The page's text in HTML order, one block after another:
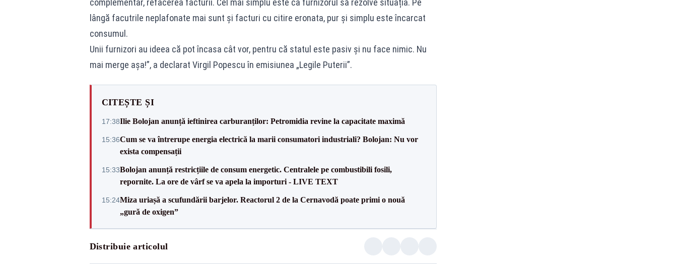
complementar, refacerea facturii. Cel mai simplu este ca furnizorul să rezolve situația. Pe
lângă facutrile neplafonate mai sunt și facturi cu citire eronata, pur și simplu este încarcat
consumul.
Unii furnizori au ideea că pot încasa cât vor, pentru că statul este pasiv și nu face nimic. Nu
mai merge așa!”, a declarat Virgil Popescu în emisiunea „Legile Puterii”.
CITEȘTE ȘI
17:38Ilie Bolojan anunță ieftinirea carburanților: Petromidia revine la capacitate maximă
15:36Cum se va întrerupe energia electrică la marii consumatori industriali? Bolojan: Nu vor
exista compensații
15:33Bolojan anunță restricțiile de consum energetic. Centralele pe combustibili fosili,
repornite. La ore de vârf se va apela la importuri - LIVE TEXT
15:24Miza uriașă a scufundării barjelor. Reactorul 2 de la Cernavodă poate primi o nouă
„gură de oxigen”
Distribuie articolul